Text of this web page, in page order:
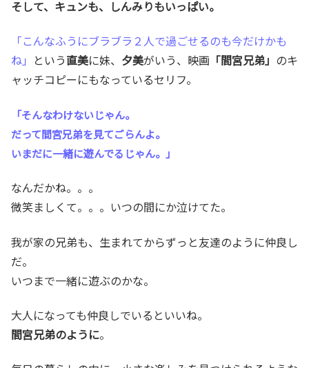
そして、キュンも、しんみりもいっぱい。
「こんなふうにブラブラ２人で過ごせるのも今だけかも
ね」 という直美に妹、 夕美がいう、映画 「間宮兄弟」 のキ
ャッチコピーにもなっているセリフ。
「そんなわけないじゃん。
だって間宮兄弟を見てごらんよ。
いまだに一緒に遊んでるじゃん。」
なんだかね。。。
微笑ましくて。。。いつの間にか泣けてた。
我が家の兄弟も、生まれてからずっと友達のように仲良し
だ。
いつまで一緒に遊ぶのかな。
大人になっても仲良しでいるといいね。
間宮兄弟のように。